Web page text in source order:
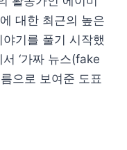
대한 최근의 높은
기를 풀기 시작했
‘가짜 뉴스(fake
으로 보여준 도표